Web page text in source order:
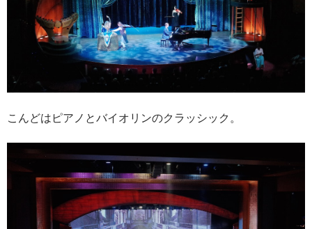
こんどはピアノとバイオリンのクラッシック。